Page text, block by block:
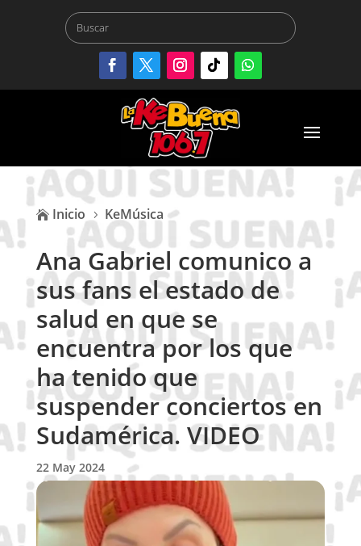
 Inicio 5 KeMúsica
Ana Gabriel comunico a
sus fans el estado de
salud en que se
encuentra por los que
ha tenido que
suspender conciertos en
Sudamérica. VIDEO
22 May 2024